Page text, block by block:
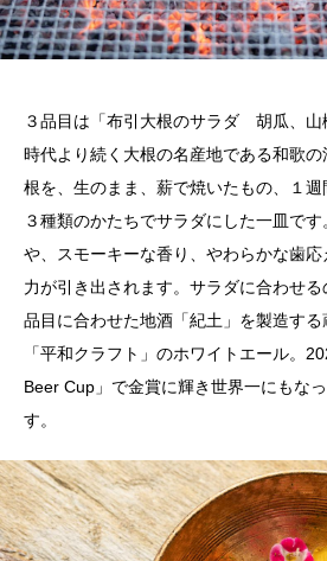
３品目は「布引大根のサラダ 胡瓜、山
時代より続く大根の名産地である和歌
根を、生のまま、薪で焼いたもの、１
３種類のかたちでサラダにした一皿で
や、スモーキーな香り、やわらかな歯
力が引き出されます。サラダに合わせる
品目に合わせた地酒「紀土」を製造す
「平和クラフト」のホワイトエール。
Beer Cup」で金賞に輝き世界一にもな
す。